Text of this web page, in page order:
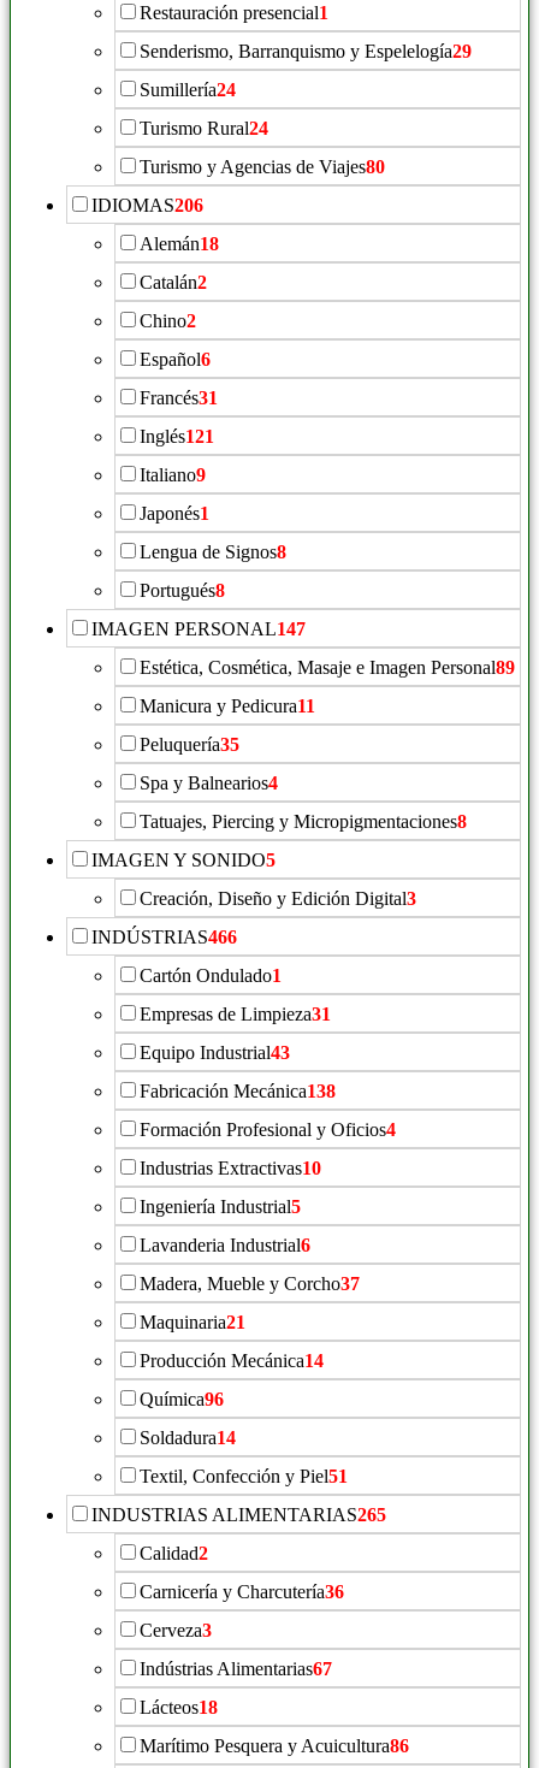
Restauración presencial1
Senderismo, Barranquismo y Espelelogía29
Sumillería24
Turismo Rural24
Turismo y Agencias de Viajes80
IDIOMAS206
Alemán18
Catalán2
Chino2
Español6
Francés31
Inglés121
Italiano9
Japonés1
Lengua de Signos8
Portugués8
IMAGEN PERSONAL147
Estética, Cosmética, Masaje e Imagen Personal89
Manicura y Pedicura11
Peluquería35
Spa y Balnearios4
Tatuajes, Piercing y Micropigmentaciones8
IMAGEN Y SONIDO5
Creación, Diseño y Edición Digital3
INDÚSTRIAS466
Cartón Ondulado1
Empresas de Limpieza31
Equipo Industrial43
Fabricación Mecánica138
Formación Profesional y Oficios4
Industrias Extractivas10
Ingeniería Industrial5
Lavanderia Industrial6
Madera, Mueble y Corcho37
Maquinaria21
Producción Mecánica14
Química96
Soldadura14
Textil, Confección y Piel51
INDUSTRIAS ALIMENTARIAS265
Calidad2
Carnicería y Charcutería36
Cerveza3
Indústrias Alimentarias67
Lácteos18
Marítimo Pesquera y Acuicultura86